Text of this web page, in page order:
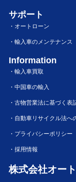
サポート
・オートローン
・輸入車のメンテナンス
Information
・輸入車買取
・中国車の輸入
・古物営業法に基づく表
・自動車リサイクル法へ
・プライバシーポリシー
・採用情報
株式会社オー